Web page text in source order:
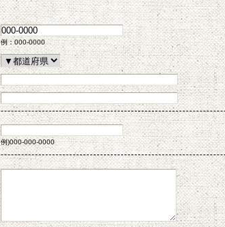
例：000-0000
例)000-000-0000